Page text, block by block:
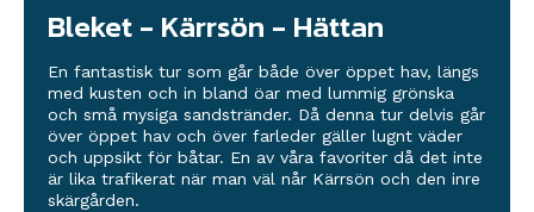
Bleket - Kärrsön - Hättan
En fantastisk tur som går både över öppet hav, längs
med kusten och in bland öar med lummig grönska
och små mysiga sandstränder. Då denna tur delvis går
över öppet hav och över farleder gäller lugnt väder
och uppsikt för båtar. En av våra favoriter då det inte
är lika trafikerat när man väl når Kärrsön och den inre
skärgården.